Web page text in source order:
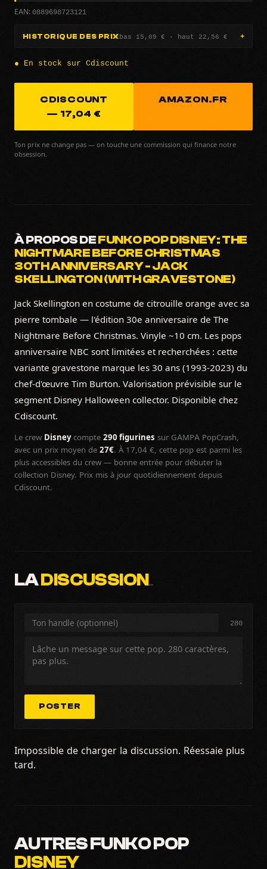
EAN: 0889698723121
HISTORIQUE DES PRIXbas 15,09 € · haut 22,56 €
● En stock sur Cdiscount
CDISCOUNT
— 17,04 €
AMAZON.FR
Ton prix ne change pas — on touche une commission qui finance notre
obsession.
À PROPOS DEFUNKO POP DISNEY: THE
NIGHTMARE BEFORE CHRISTMAS
30TH ANNIVERSARY - JACK
SKELLINGTON (WITH GRAVESTONE)
Jack Skellington en costume de citrouille orange avec sa
pierre tombale — l'édition 30e anniversaire de The
Nightmare Before Christmas. Vinyle ~10 cm. Les pops
anniversaire NBC sont limitées et recherchées : cette
variante gravestone marque les 30 ans (1993-2023) du
chef-d'œuvre Tim Burton. Valorisation prévisible sur le
segment Disney Halloween collector. Disponible chez
Cdiscount.
Le crew Disneycompte 290 figurines sur GAMPA PopCrash,
avec un prix moyen de 27€. À 17,04 €, cette pop est parmi les
plus accessibles du crew — bonne entrée pour débuter la
collection Disney. Prix mis à jour quotidiennement depuis
Cdiscount.
LADISCUSSION…
280
POSTER
Impossible de charger la discussion. Réessaie plus
tard.
AUTRES FUNKO POP
DISNEY